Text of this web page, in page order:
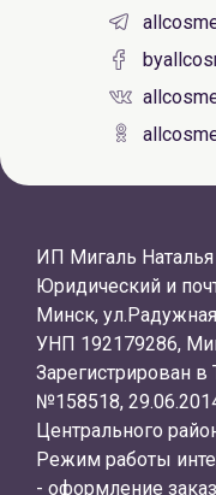
ИП Мигаль
Юридический и
Минск,
УНП 192179286,
Зарегистрирован
№158518,
Центрального
Режим работы
- оформление